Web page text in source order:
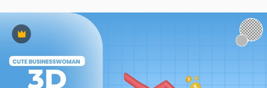
พรีเมี่ยม